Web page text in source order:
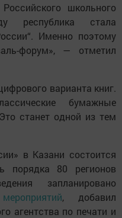
школьного
стала
Именно поэтому
форум», — отметил
варианта книг.
бумажные
станет одной из тем
в Казани состоится
порядка 80 регионов
запланировано
, добавил
агентства по печати и